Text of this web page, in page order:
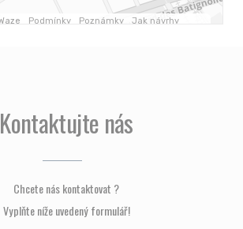
Kontaktujte nás
Chcete nás kontaktovat ?
Vyplňte níže uvedený formulář!